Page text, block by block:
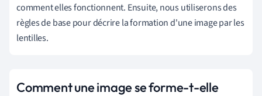
comment elles fonctionnent. Ensuite, nous utiliserons des
règles de base pour décrire la formation d'une image par les
lentilles.
Comment une image se forme-t-elle